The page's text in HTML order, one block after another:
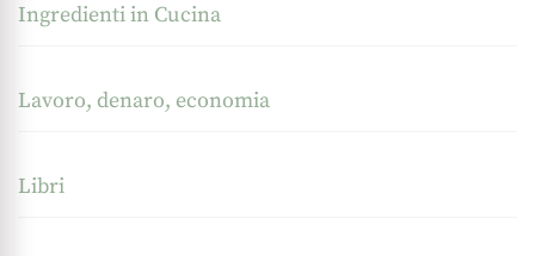
Ingredienti in Cucina
Lavoro, denaro, economia
Libri